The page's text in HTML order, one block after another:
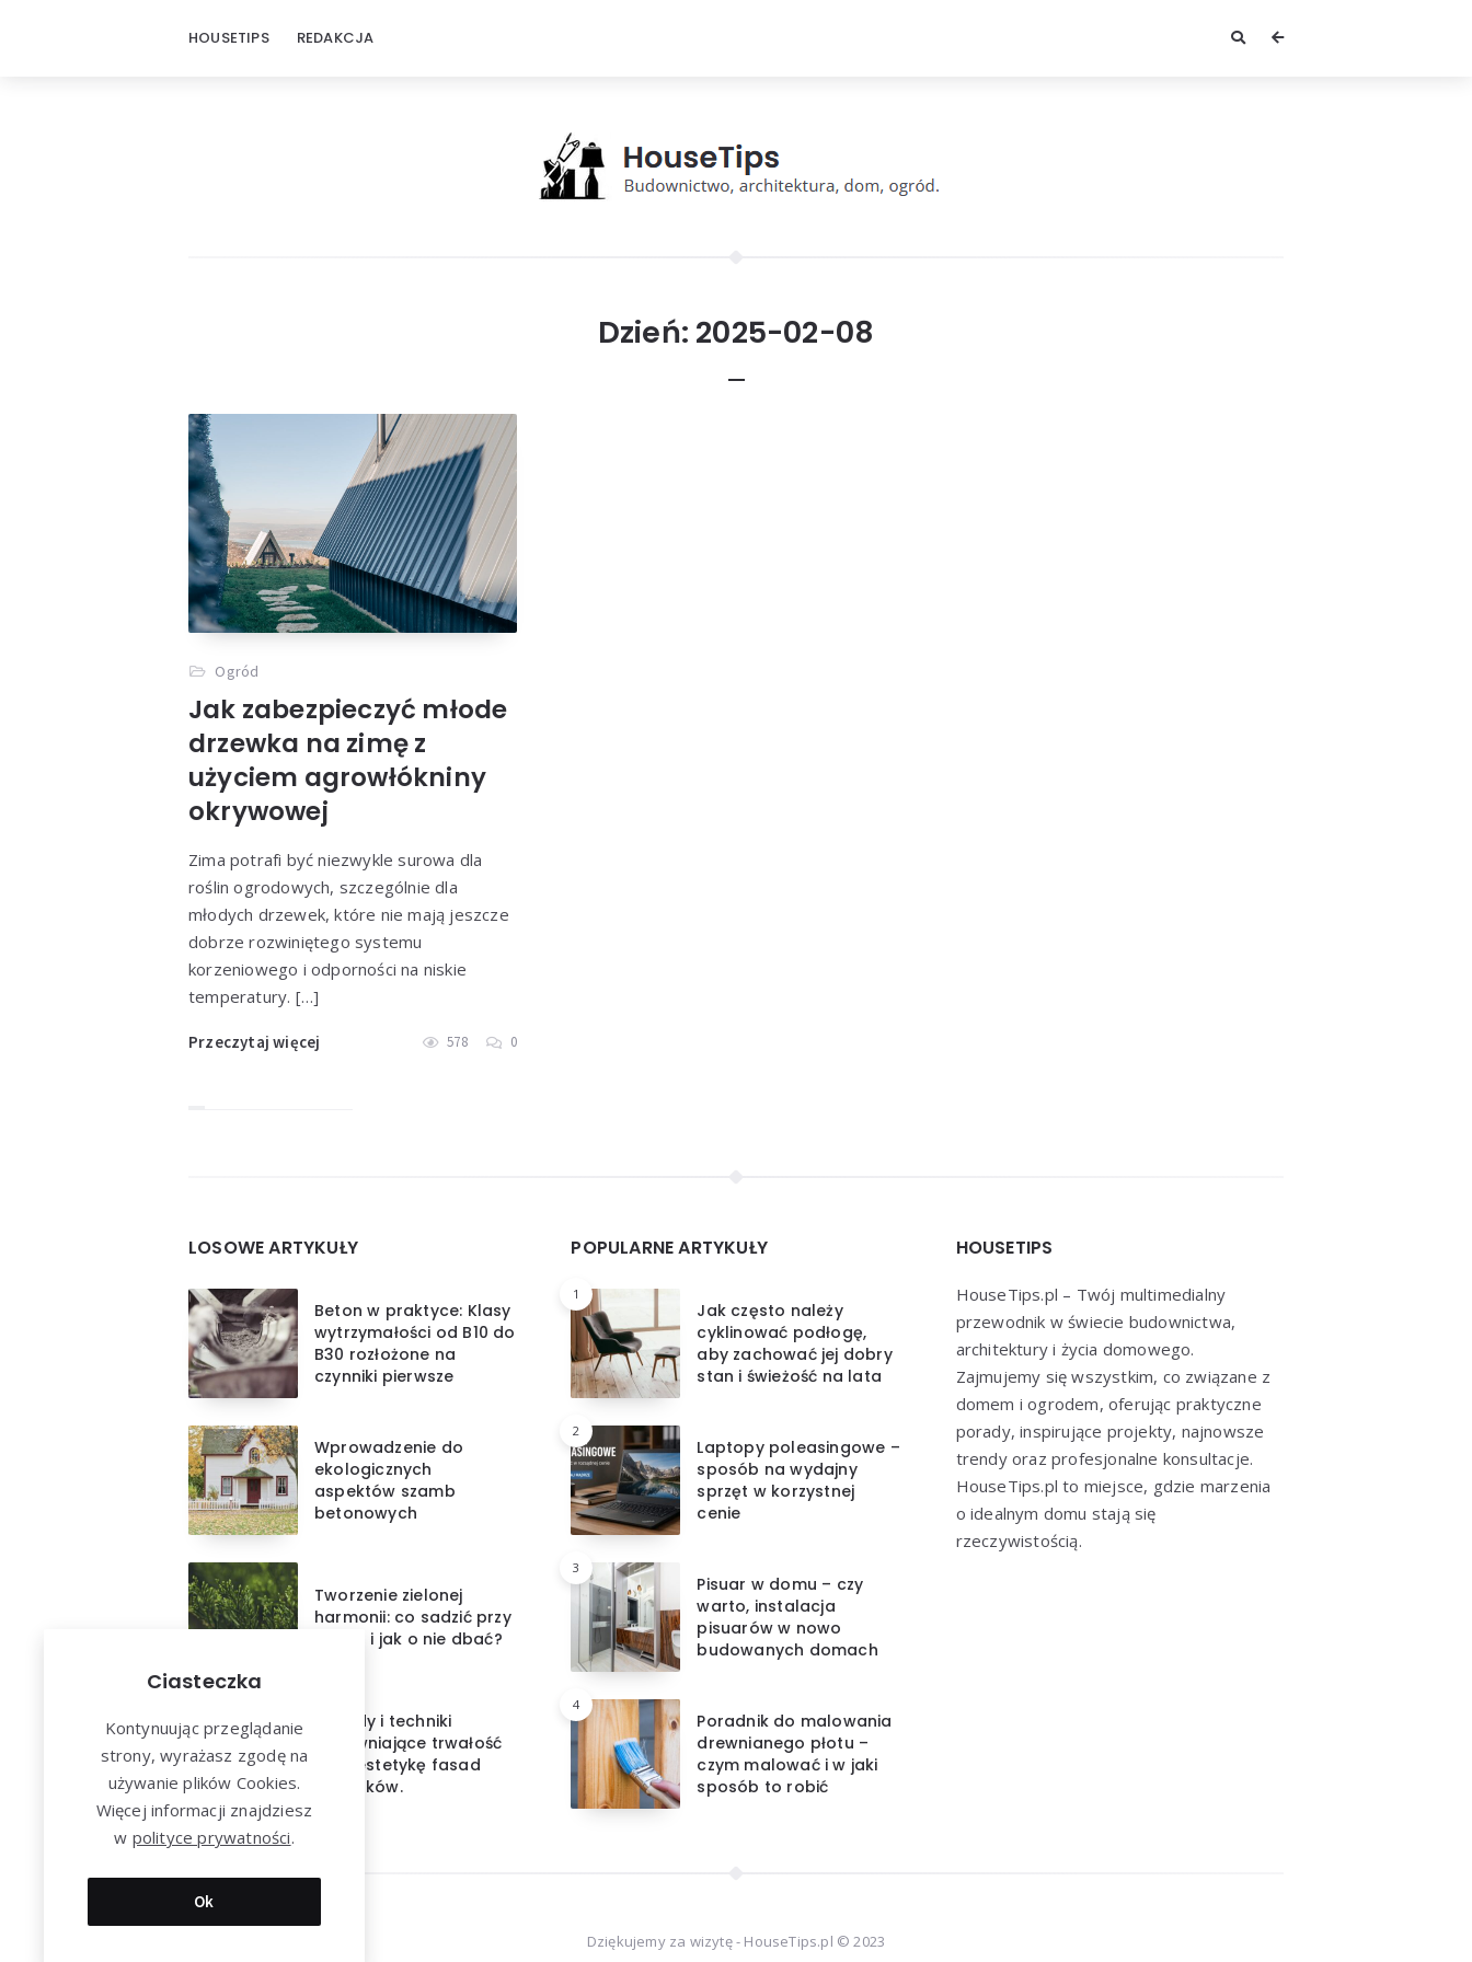
HOUSETIPS REDAKCJA
Dzień: 2025-02-08
Ogród
Jak zabezpieczyć młode
drzewka na zimę z
użyciem agrowłókniny
okrywowej
Zima potrafi być niezwykle surowa dla
roślin ogrodowych, szczególnie dla
młodych drzewek, które nie mają jeszcze
dobrze rozwiniętego systemu
korzeniowego i odporności na niskie
temperatury. […]
Przeczytaj więcej 578 0
LOSOWE ARTYKUŁY
Beton w praktyce: Klasy
wytrzymałości od B10 do
B30 rozłożone na
czynniki pierwsze
Wprowadzenie do
ekologicznych
aspektów szamb
betonowych
Tworzenie zielonej
harmonii: co sadzić przy
tujach i jak o nie dbać?
Metody i techniki
zapewniające trwałość
oraz estetykę fasad
budynków.
POPULARNE ARTYKUŁY
1
Jak często należy
cyklinować podłogę,
aby zachować jej dobry
stan i świeżość na lata
2
Laptopy poleasingowe –
sposób na wydajny
sprzęt w korzystnej
cenie
3
Pisuar w domu – czy
warto, instalacja
pisuarów w nowo
budowanych domach
4
Poradnik do malowania
drewnianego płotu –
czym malować i w jaki
sposób to robić
HOUSETIPS
HouseTips.pl – Twój multimedialny
przewodnik w świecie budownictwa,
architektury i życia domowego.
Zajmujemy się wszystkim, co związane z
domem i ogrodem, oferując praktyczne
porady, inspirujące projekty, najnowsze
trendy oraz profesjonalne konsultacje.
HouseTips.pl to miejsce, gdzie marzenia
o idealnym domu stają się
rzeczywistością.
Dziękujemy za wizytę - HouseTips.pl © 2023
Ciasteczka
Kontynuując przeglądanie
strony, wyrażasz zgodę na
używanie plików Cookies.
Więcej informacji znajdziesz
w polityce prywatności.
Ok